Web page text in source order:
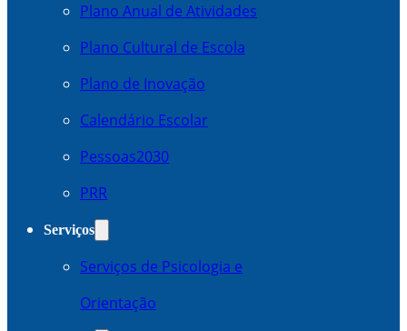
Plano Anual de Atividades
Plano Cultural de Escola
Plano de Inovação
Calendário Escolar
Pessoas2030
PRR
Serviços
Serviços de Psicologia e
Orientação